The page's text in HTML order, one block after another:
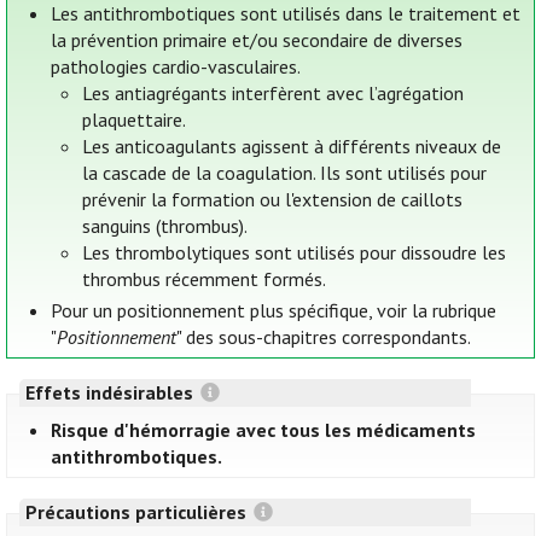
Les antithrombotiques sont utilisés dans le traitement et
la prévention primaire et/ou secondaire de diverses
pathologies cardio-vasculaires.
Les antiagrégants interfèrent avec l’agrégation
plaquettaire.
Les anticoagulants agissent à différents niveaux de
la cascade de la coagulation. Ils sont utilisés pour
prévenir la formation ou l'extension de caillots
sanguins (thrombus).
Les thrombolytiques sont utilisés pour dissoudre les
thrombus récemment formés.
Pour un positionnement plus spécifique, voir la rubrique
"Positionnement" des sous-chapitres correspondants.
Effets indésirables
Risque d'hémorragie avec tous les médicaments
antithrombotiques.
Précautions particulières